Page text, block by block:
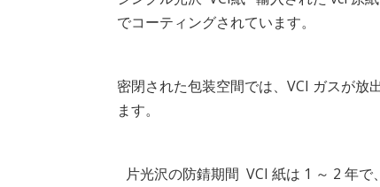
でコーティングされています。
密閉された包装空間では、VCI ガスが
ます。
片光沢の防錆期間 VCI 紙は 1 ～ 2 年で